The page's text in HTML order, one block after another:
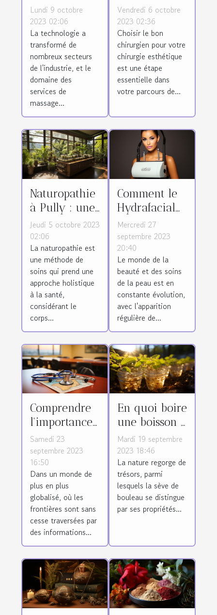
dans la
promotion
des services
de massage
thaï
Lundi 9 octobre
2023 02:06
La technologie a
transformé de
nombreux secteurs
de l'industrie, et le
domaine des
services de
massage...
meilleur
chirurgien
pour votre
chirurgie
esthétique en
Tunisie
Vendredi 6 octobre
2023 02:36
Choisir le bon
chirurgien pour votre
chirurgie esthétique
est une étape
essentielle dans
votre parcours de...
Naturopathie
à Pully : une
approche
holistique à
la santé
physique et
mentale
Jeudi 5 octobre 2023
02:06
La naturopathie est
une méthode de
soins qui prend une
approche holistique
à la santé,
considérant le
corps...
Comment le
Hydrafacial
est devenu
l'un des
traitements
de soin de
peau les plus
demandés
Mercredi 27
septembre 2023
20:40
Le monde de la
beauté et des soins
de la peau est en
constante évolution,
avec l'apparition
régulière de...
Comprendre
l'importance
de la
traduction
médicale en
matière de
santé globale
Samedi 23
septembre 2023
16:50
Dans un monde de
plus en plus
globalisé, où les
frontières sont sans
cesse traversées par
des informations...
En quoi boire
une boisson à
base de la
sève de
bouleau est-
il bénéfique
pour
l'organisme ?
Mardi 19 septembre
2023 18:46
La nature regorge de
trésors, parmi
lesquels la sève de
bouleau se distingue
par ses propriétés...